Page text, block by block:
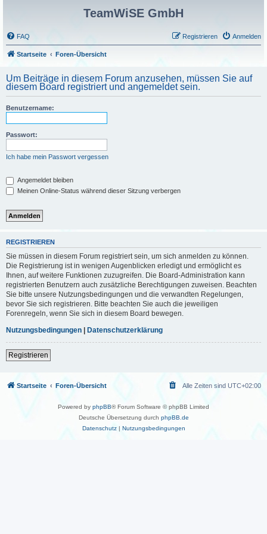
TeamWiSE GmbH
FAQ Anmelden
Registrieren
Startseite Foren-Übersicht
Um Beiträge in diesem Forum anzusehen, müssen Sie auf
diesem Board registriert und angemeldet sein.
Benutzername:
Passwort:
Ich habe mein Passwort vergessen
Angemeldet bleiben
Meinen Online-Status während dieser Sitzung verbergen
REGISTRIEREN
Sie müssen in diesem Forum registriert sein, um sich anmelden zu können.
Die Registrierung ist in wenigen Augenblicken erledigt und ermöglicht es
Ihnen, auf weitere Funktionen zuzugreifen. Die Board-Administration kann
registrierten Benutzern auch zusätzliche Berechtigungen zuweisen. Beachten
Sie bitte unsere Nutzungsbedingungen und die verwandten Regelungen,
bevor Sie sich registrieren. Bitte beachten Sie auch die jeweiligen
Forenregeln, wenn Sie sich in diesem Board bewegen.
Nutzungsbedingungen | Datenschutzerklärung
Registrieren
Startseite Foren-Übersicht Alle Zeiten sind UTC+02:00
Powered by phpBB® Forum Software © phpBB Limited
Deutsche Übersetzung durch phpBB.de
Datenschutz| Nutzungsbedingungen